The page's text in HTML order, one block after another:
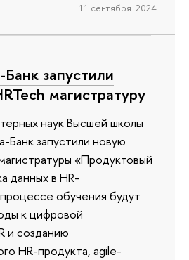
11 сентября 2024
запустили
магистратуру
наук Высшей школы
Банк запустили новую
«Продуктовый
данных в HR-
обучения будут
к цифровой
и созданию
HR-продукта, agile-